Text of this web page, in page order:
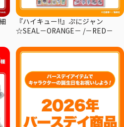
『ハイキュー!!』ぷにジャン
☆SEAL－ORANGE－ /－RED－